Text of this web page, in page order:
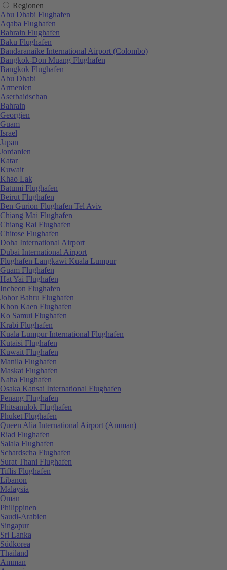
Regionen
Abu Dhabi Flughafen
Aqaba Flughafen
Bahrain Flughafen
Baku Flughafen
Bandaranaike International Airport (Colombo)
Bangkok-Don Muang Flughafen
Bangkok Flughafen
Abu Dhabi
Armenien
Aserbaidschan
Bahrain
Georgien
Guam
Israel
Japan
Jordanien
Katar
Kuwait
Khao Lak
Batumi Flughafen
Beirut Flughafen
Ben Gurion Flughafen Tel Aviv
Chiang Mai Flughafen
Chiang Rai Flughafen
Chitose Flughafen
Doha International Airport
Dubai International Airport
Flughafen Langkawi Kuala Lumpur
Guam Flughafen
Hat Yai Flughafen
Incheon Flughafen
Johor Bahru Flughafen
Khon Kaen Flughafen
Ko Samui Flughafen
Krabi Flughafen
Kuala Lumpur International Flughafen
Kutaisi Flughafen
Kuwait Flughafen
Manila Flughafen
Maskat Flughafen
Naha Flughafen
Osaka Kansai International Flughafen
Penang Flughafen
Phitsanulok Flughafen
Phuket Flughafen
Queen Alia International Airport (Amman)
Riad Flughafen
Salala Flughafen
Schardscha Flughafen
Surat Thani Flughafen
Tiflis Flughafen
Libanon
Malaysia
Oman
Philippinen
Saudi-Arabien
Singapur
Sri Lanka
Südkorea
Thailand
Amman